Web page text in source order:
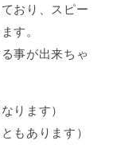
おり、スピー
す。
事が出来ちゃ
ります）
もあります）